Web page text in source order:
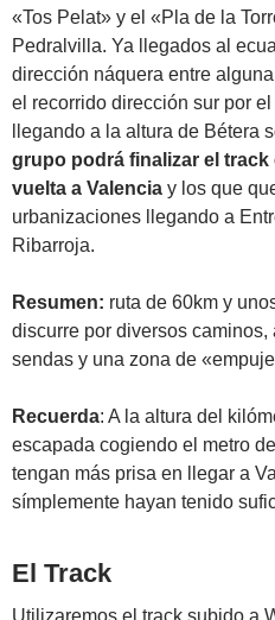
«Tos Pelat» y el «Pla de la
Pedralvilla. Ya llegados al
dirección náquera entre
el recorrido dirección sur por
llegando a la altura de Bétera
grupo podrá finalizar el
vuelta a Valencia y los que
urbanizaciones llegando a
Ribarroja.
Resumen: ruta de 60km y
discurre por diversos
sendas y una zona de
Recuerda: A la altura del
escapada cogiendo el metro
tengan más prisa en llegar a
símplemente hayan tenido
El Track
Utilizaremos el track subido a